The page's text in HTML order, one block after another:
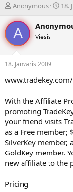
P
v
e
d
i
n
u
s
ā
c
ē
s
Anonymous
S
k
a
u
s
18.
A Viesis
18. Janvāris 2009
With the Affiliate
promoting
your friend visits
as a Free member;
SilverKey member,
GoldKey member.
new affiliate to the
Pricing